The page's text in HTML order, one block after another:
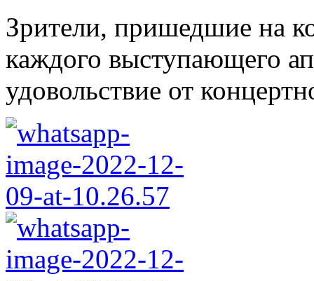
Зрители, пришедшие на
каждого выступающего
удовольствие от